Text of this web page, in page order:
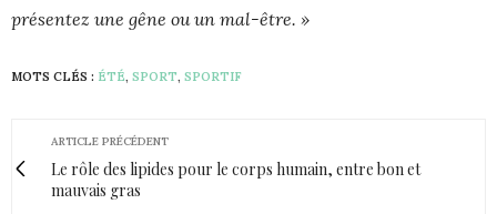
présentez une gêne ou un mal-être. »
MOTS CLÉS : ÉTÉ, SPORT, SPORTIF
ARTICLE PRÉCÉDENT
Le rôle des lipides pour le corps humain, entre bon et
mauvais gras